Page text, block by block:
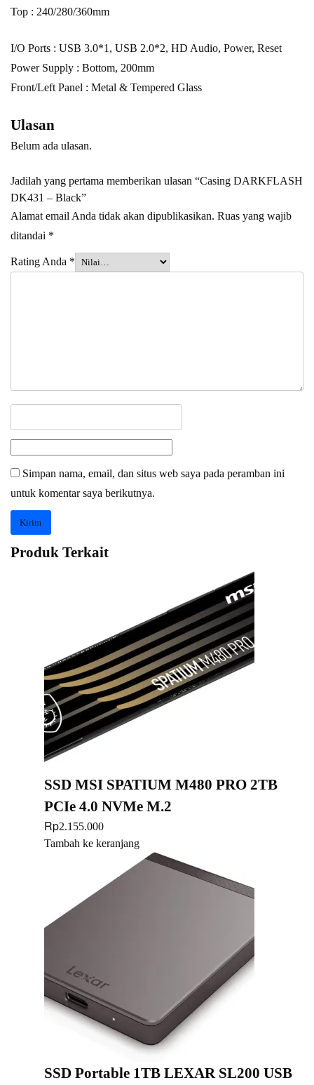
Top : 240/280/360mm
I/O Ports : USB 3.0*1, USB 2.0*2, HD Audio, Power, Reset
Power Supply : Bottom, 200mm
Front/Left Panel : Metal & Tempered Glass
Ulasan
Belum ada ulasan.
Jadilah yang pertama memberikan ulasan “Casing DARKFLASH
DK431 – Black”
Alamat email Anda tidak akan dipublikasikan. Ruas yang wajib
ditandai *
Rating Anda *
Simpan nama, email, dan situs web saya pada peramban ini
untuk komentar saya berikutnya.
Produk Terkait
SSD MSI SPATIUM M480 PRO 2TB
PCIe 4.0 NVMe M.2
Rp2.155.000
Tambah ke keranjang
SSD Portable 1TB LEXAR SL200 USB